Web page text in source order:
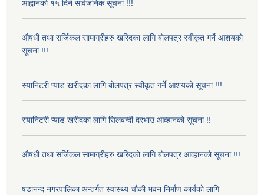
आह्वानको १५ दिने सार्वजनिक सूचना !!!
औषधी तथा सर्जिकल सामाग्रीहरु खरिदका लागि बोलपत्र स्वीकृत गर्ने आशयको
सूचना !!!
स्यानिटरी प्याड खरीदका लागि बोलपत्र स्वीकृत गर्ने आशयको सूचना !!!
स्यानिटरी प्याड खरीदका लागि सिलबन्दी दरभाउ आव्हानको सूचना !!
औषधी तथा सर्जिकल सामाग्रीहरु खरिदको लागि बोलपत्र आव्हानको सूचना !!!
षडानन्द नगरपालिका अन्तर्गत स्वास्थ्य चौकी भवन निर्माण कार्यको लागि